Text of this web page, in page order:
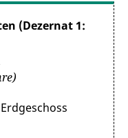
(Dezernat 1: